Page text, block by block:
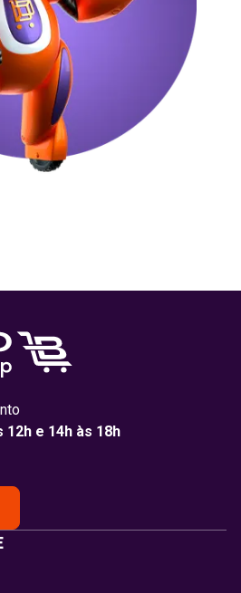
12h e 14h às 18h